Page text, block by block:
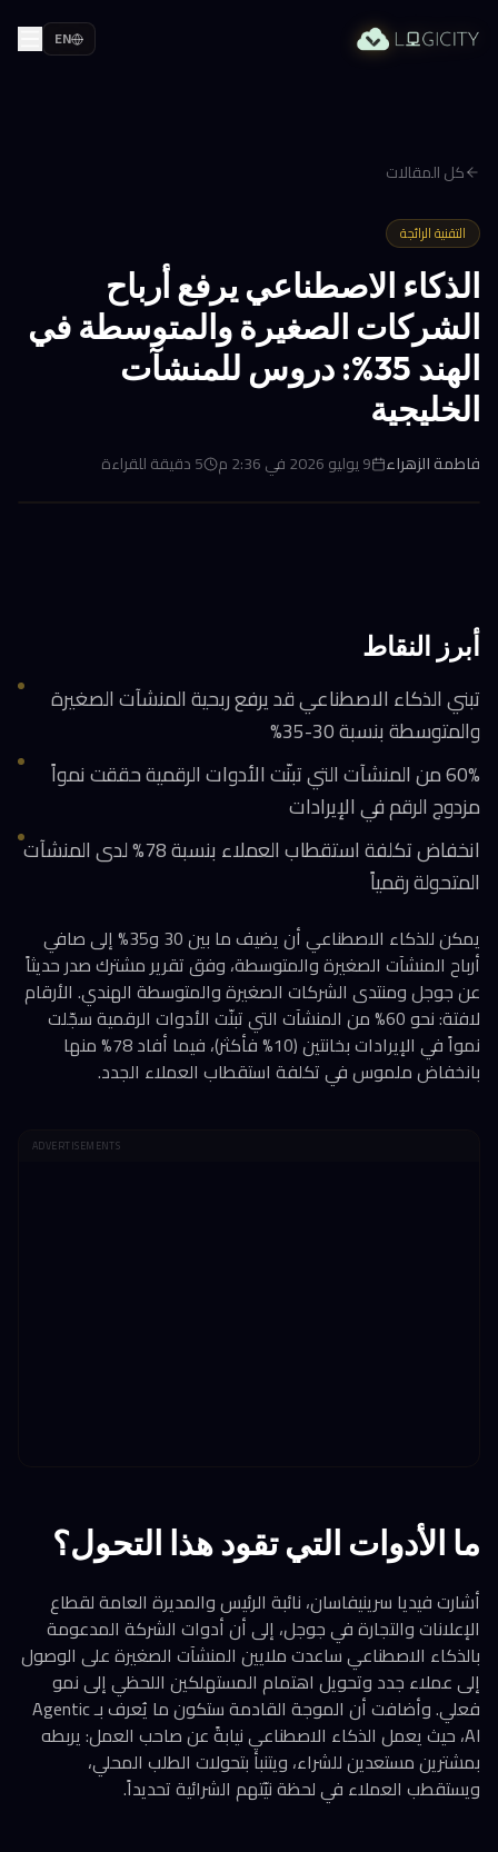
EN
كل المقالات
التقنية الرائجة
الذكاء الاصطناعي يرفع أرباح
الشركات الصغيرة والمتوسطة في
الهند 35%: دروس للمنشآت
الخليجية
فاطمة الزهراء 9 يوليو 2026 في 2:36 م 5دقيقة للقراءة
أبرز النقاط
تبني الذكاء الاصطناعي قد يرفع ربحية المنشآت الصغيرة
والمتوسطة بنسبة 30-35%
60% من المنشآت التي تبنّت الأدوات الرقمية حققت نمواً
مزدوج الرقم في الإيرادات
انخفاض تكلفة استقطاب العملاء بنسبة 78% لدى المنشآت
المتحولة رقمياً
يمكن للذكاء الاصطناعي أن يضيف ما بين 30 و35% إلى صافي
أرباح المنشآت الصغيرة والمتوسطة، وفق تقرير مشترك صدر حديثاً
عن جوجل ومنتدى الشركات الصغيرة والمتوسطة الهندي. الأرقام
لافتة: نحو 60% من المنشآت التي تبنّت الأدوات الرقمية سجّلت
نمواً في الإيرادات بخانتين (10% فأكثر)، فيما أفاد 78% منها
بانخفاض ملموس في تكلفة استقطاب العملاء الجدد.
ADVERTISEMENTS
ما الأدوات التي تقود هذا التحول؟
أشارت فيديا سرينيفاسان، نائبة الرئيس والمديرة العامة لقطاع
الإعلانات والتجارة في جوجل، إلى أن أدوات الشركة المدعومة
بالذكاء الاصطناعي ساعدت ملايين المنشآت الصغيرة على الوصول
إلى عملاء جدد وتحويل اهتمام المستهلكين اللحظي إلى نمو
فعلي. وأضافت أن الموجة القادمة ستكون ما يُعرف بـ Agentic
AI، حيث يعمل الذكاء الاصطناعي نيابةً عن صاحب العمل: يربطه
بمشترين مستعدين للشراء، ويتنبأ بتحولات الطلب المحلي،
ويستقطب العملاء في لحظة نيّتهم الشرائية تحديداً.